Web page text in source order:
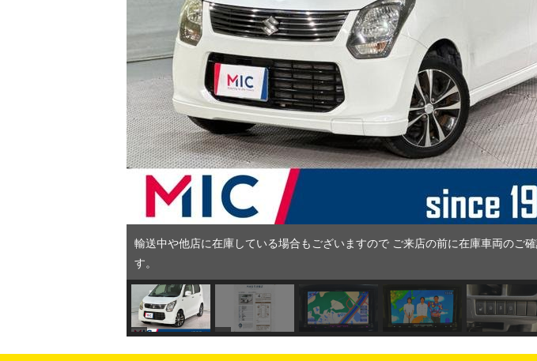
輸送中や他店に在庫している場合もございますので ご来店の前に在庫車両のご
す。